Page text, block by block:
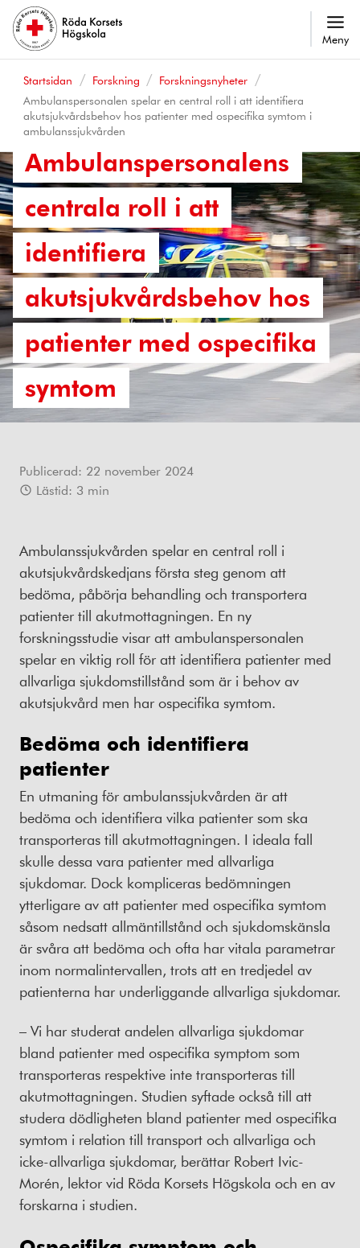
Meny
Startsidan Forskning
Forskningsnyheter
Ambulanspersonalen spelar en central roll i att identifiera
akutsjukvårdsbehov hos patienter med ospecifika symtom i
ambulanssjukvården
Ambulanspersonalens
centrala roll i att
identifiera
akutsjukvårdsbehov hos
patienter med ospecifika
symtom
Publicerad: 22 november 2024
Lästid: 3 min
Ambulanssjukvården spelar en central roll i
akutsjukvårdskedjans första steg genom att
bedöma, påbörja behandling och transportera
patienter till akutmottagningen. En ny
forskningsstudie visar att ambulanspersonalen
spelar en viktig roll för att identifiera patienter med
allvarliga sjukdomstillstånd som är i behov av
akutsjukvård men har ospecifika symtom.
Bedöma och identifiera
patienter
En utmaning för ambulanssjukvården är att
bedöma och identifiera vilka patienter som ska
transporteras till akutmottagningen. I ideala fall
skulle dessa vara patienter med allvarliga
sjukdomar. Dock kompliceras bedömningen
ytterligare av att patienter med ospecifika symtom
såsom nedsatt allmäntillstånd och sjukdomskänsla
är svåra att bedöma och ofta har vitala parametrar
inom normalintervallen, trots att en tredjedel av
patienterna har underliggande allvarliga sjukdomar.
– Vi har studerat andelen allvarliga sjukdomar
bland patienter med ospecifika symptom som
transporteras respektive inte transporteras till
akutmottagningen. Studien syftade också till att
studera dödligheten bland patienter med ospecifika
symtom i relation till transport och allvarliga och
icke-allvarliga sjukdomar, berättar Robert Ivic-
Morén, lektor vid Röda Korsets Högskola och en av
forskarna i studien.